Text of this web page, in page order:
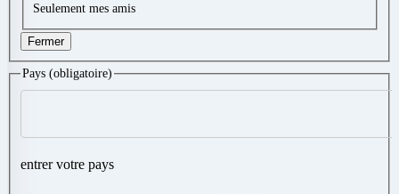
Seulement mes amis
Fermer
Pays (obligatoire)
entrer votre pays